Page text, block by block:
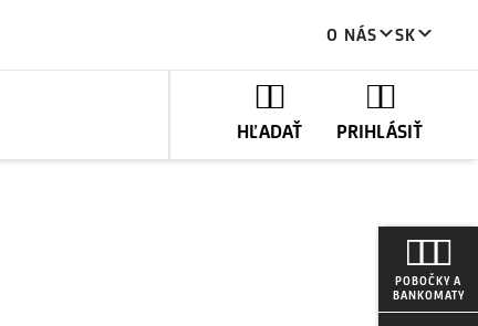
O NÁS SK
HĽADAŤ PRIHLÁSIŤ
POBOČKY A
BANKOMATY